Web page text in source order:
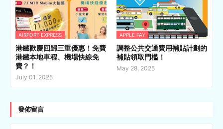
AIRPORT EXPRESS
港鐵歡慶回歸三重優惠！免費
港鐵本地車程、機場快線免
費？！
July 01, 2025
APPLE PAY
調整公共交通費用補貼計劃的
補貼領取門檻！
May 28, 2025
發佈留言